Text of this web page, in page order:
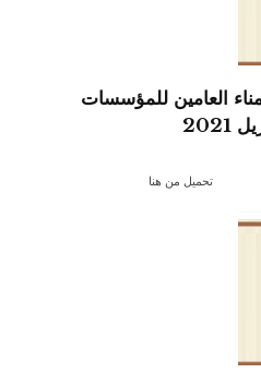
العامين للمؤسسات
تحميل من هنا